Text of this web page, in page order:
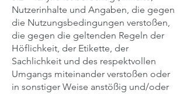
Nutzerinhalte und Angaben, die gegen
die Nutzungsbedingungen verstoßen,
die gegen die geltenden Regeln der
Höflichkeit, der Etikette, der
Sachlichkeit und des respektvollen
Umgangs miteinander verstoßen oder
in sonstiger Weise anstößig und/oder